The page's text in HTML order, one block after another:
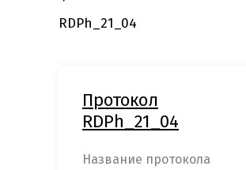
RDPh_21_04
Протокол
RDPh_21_04
Название протокола